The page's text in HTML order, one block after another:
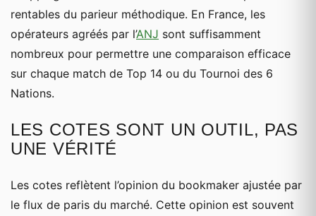
rentables du parieur méthodique. En France, les
opérateurs agréés par l’ANJ sont suffisamment
nombreux pour permettre une comparaison efficace
sur chaque match de Top 14 ou du Tournoi des 6
Nations.
LES COTES SONT UN OUTIL, PAS
UNE VÉRITÉ
Les cotes reflètent l’opinion du bookmaker ajustée par
le flux de paris du marché. Cette opinion est souvent